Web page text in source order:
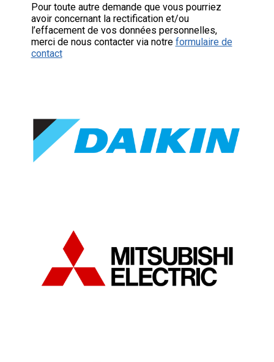
Pour toute autre demande que vous pourriez
avoir concernant la rectification et/ou
l’effacement de vos données personnelles,
merci de nous contacter via notre formulaire de
contact